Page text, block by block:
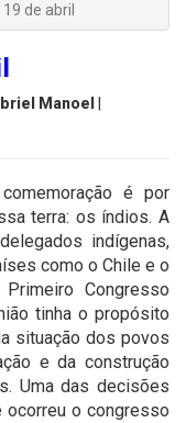
de abril
Manoel
é por
terra: os índios. A
indígenas,
como o Chile e o
Congresso
tinha o propósito
situação dos povos
e da construção
Uma das decisões
o congresso